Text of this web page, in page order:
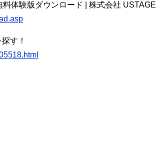
体験版ダウンロード | 株式会社 USTAGE
す！